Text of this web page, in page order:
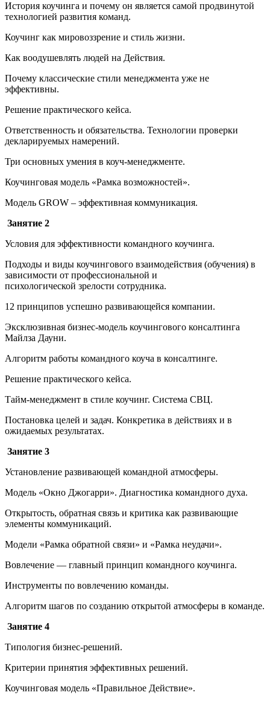
История коучинга и почему он является самой продвинутой
технологией развития команд.
Коучинг как мировоззрение и стиль жизни.
Как воодушевлять людей на Действия.
Почему классические стили менеджмента уже не
эффективны.
Решение практического кейса.
Ответственность и обязательства. Технологии проверки
декларируемых намерений.
Три основных умения в коуч-менеджменте.
Коучинговая модель «Рамка возможностей».
Модель GROW – эффективная коммуникация.
Занятие 2
Условия для эффективности командного коучинга.
Подходы и виды коучингового взаимодействия (обучения) в
зависимости от профессиональной и
психологической зрелости сотрудника.
12 принципов успешно развивающейся компании.
Эксклюзивная бизнес-модель коучингового консалтинга
Майлза Дауни.
Алгоритм работы командного коуча в консалтинге.
Решение практического кейса.
Тайм-менеджмент в стиле коучинг. Система СВЦ.
Постановка целей и задач. Конкретика в действиях и в
ожидаемых результатах.
Занятие 3
Установление развивающей командной атмосферы.
Модель «Окно Джогарри». Диагностика командного духа.
Открытость, обратная связь и критика как развивающие
элементы коммуникаций.
Модели «Рамка обратной связи» и «Рамка неудачи».
Вовлечение — главный принцип командного коучинга.
Инструменты по вовлечению команды.
Алгоритм шагов по созданию открытой атмосферы в команде.
Занятие 4
Типология бизнес-решений.
Критерии принятия эффективных решений.
Коучинговая модель «Правильное Действие».